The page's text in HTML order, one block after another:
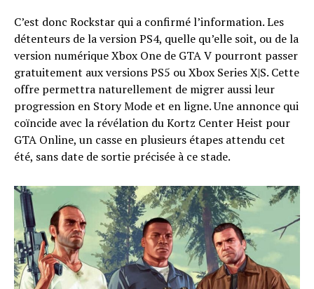
C’est donc Rockstar qui a confirmé l’information. Les
détenteurs de la version PS4, quelle qu’elle soit, ou de la
version numérique Xbox One de GTA V pourront passer
gratuitement aux versions PS5 ou Xbox Series X|S. Cette
offre permettra naturellement de migrer aussi leur
progression en Story Mode et en ligne. Une annonce qui
coïncide avec la révélation du Kortz Center Heist pour
GTA Online, un casse en plusieurs étapes attendu cet
été, sans date de sortie précisée à ce stade.